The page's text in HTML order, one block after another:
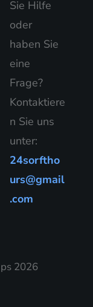
Sie Hilfe
oder
haben Sie
eine
Frage?
Kontaktiere
n Sie uns
unter:
24sorftho
urs@gmail
.com
2026